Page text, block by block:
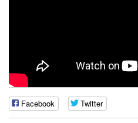
Facebook Twitter